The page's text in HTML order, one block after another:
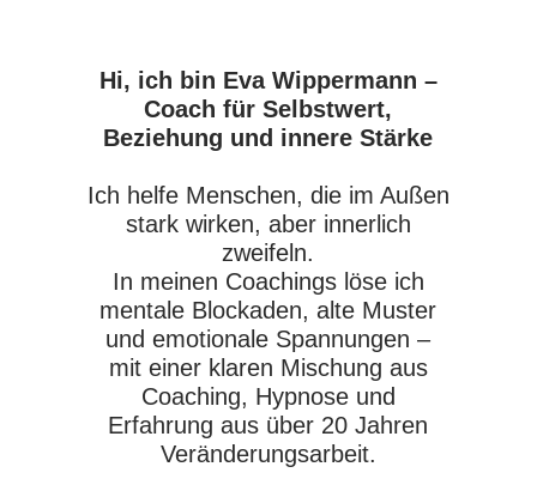
Hi, ich bin Eva Wippermann –
Coach für Selbstwert,
Beziehung und innere Stärke
Ich helfe Menschen, die im Außen
stark wirken, aber innerlich
zweifeln.
In meinen Coachings löse ich
mentale Blockaden, alte Muster
und emotionale Spannungen –
mit einer klaren Mischung aus
Coaching, Hypnose und
Erfahrung aus über 20 Jahren
Veränderungsarbeit.